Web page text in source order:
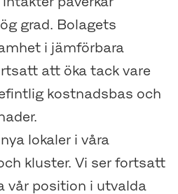
grad. Bolagets
i jämförbara
att öka tack vare
kostnadsbas och
lokaler i våra
kluster. Vi ser fortsatt
vår position i utvalda